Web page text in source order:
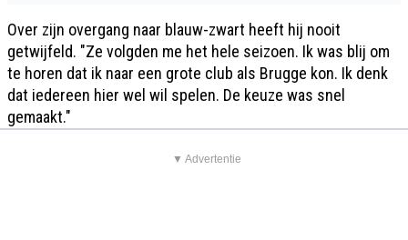
Over zijn overgang naar blauw-zwart heeft hij nooit
getwijfeld. "Ze volgden me het hele seizoen. Ik was blij om
te horen dat ik naar een grote club als Brugge kon. Ik denk
dat iedereen hier wel wil spelen. De keuze was snel
gemaakt."
▼ Advertentie